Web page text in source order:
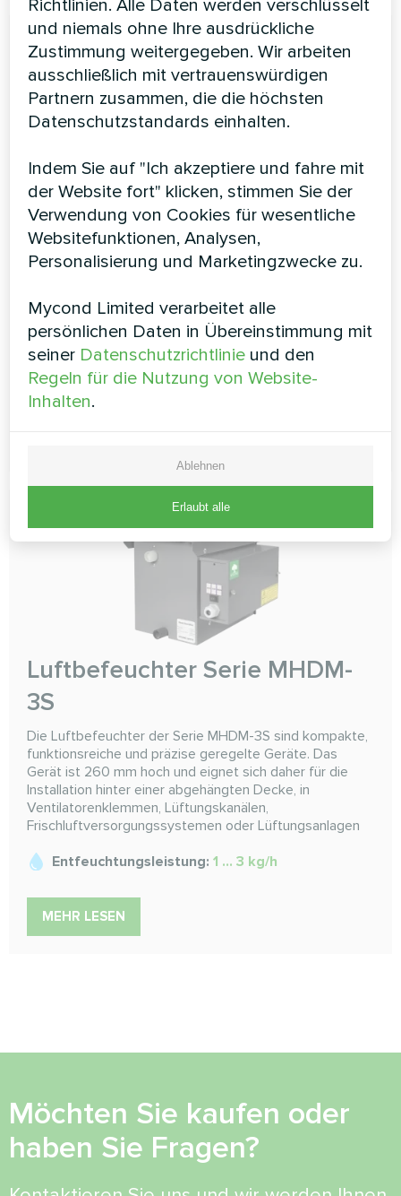
Luftbefeuchter MHDM-D Serie
Die Befeuchter der Serie MHDM-D sind nur 260 mm
hoch und eignen sich daher für die Installation in engen
Räumen hinter einer abgehängten Decke. Diese
Elektroden-Luftbefeuchter werden in Kombination mit
Raumluftfeuchtigkeit zu kontrollieren. Die MHDM-D-
Geräte sind mit einer speziellen Armatur für den
Anschluss an die Lüftungsanlage ausgestattet
Entfeuchtungsleistung: 1 ... 6 kg/h
Luftbefeuchter Serie MHDM-
3S
Die Luftbefeuchter der Serie MHDM-3S sind kompakte,
funktionsreiche und präzise geregelte Geräte. Das
Gerät ist 260 mm hoch und eignet sich daher für die
Installation hinter einer abgehängten Decke, in
Ventilatorenklemmen, Lüftungskanälen,
Frischluftversorgungssystemen oder Lüftungsanlagen
Entfeuchtungsleistung: 1 ... 3 kg/h
MEHR LESEN
Möchten Sie kaufen oder
haben Sie Fragen?
Richtlinien. Alle Daten werden verschlüsselt
und niemals ohne Ihre ausdrückliche
Zustimmung weitergegeben. Wir arbeiten
ausschließlich mit vertrauenswürdigen
Partnern zusammen, die die höchsten
Datenschutzstandards einhalten.
Indem Sie auf "Ich akzeptiere und fahre mit
der Website fort" klicken, stimmen Sie der
Verwendung von Cookies für wesentliche
Websitefunktionen, Analysen,
Personalisierung und Marketingzwecke zu.
Mycond Limited verarbeitet alle
persönlichen Daten in Übereinstimmung mit
seiner Datenschutzrichtlinie und den
Regeln für die Nutzung von Website-
Inhalten.
Ablehnen
Erlaubt alle